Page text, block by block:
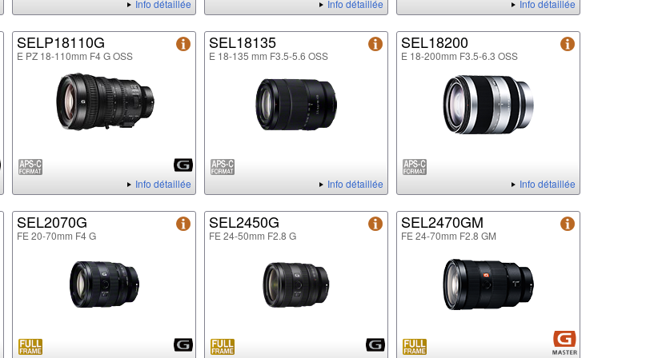
Info détaillée Info détaillée Info détaillée
SELP18110G
E PZ 18-110mm F4 G OSS
Info détaillée
SEL18135
E 18-135 mm F3.5-5.6 OSS
Info détaillée
SEL18200
E 18-200mm F3.5-6.3 OSS
Info détaillée
SEL2070G
FE 20-70mm F4 G
SEL2450G
FE 24-50mm F2.8 G
SEL2470GM
FE 24-70mm F2.8 GM